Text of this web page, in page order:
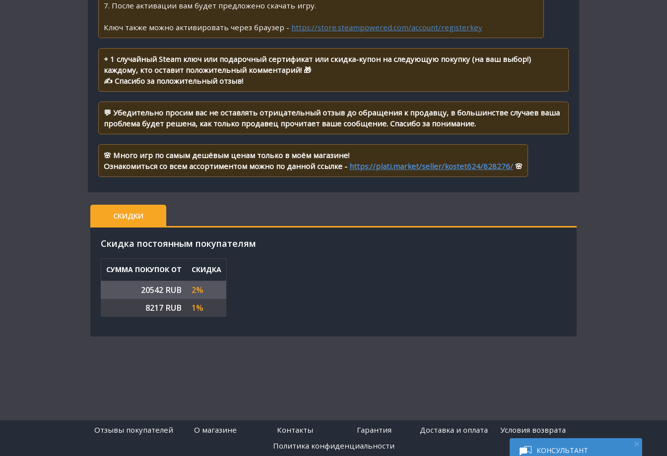
КОНСУЛЬТАНТ
7. После активации вам будет предложено скачать игру.
Ключ также можно активировать через браузер - https://store.steampowered.com/account/registerkey
+ 1 случайный Steam ключ или подарочный сертификат или скидка-купон на следующую покупку (на ваш выбор!)
каждому, кто оставит положительный комментарий! 🎁
✍ Спасибо за положительный отзыв!
💬 Убедительно просим вас не оставлять отрицательный отзыв до обращения к продавцу, в большинстве случаев ваша
проблема будет решена, как только продавец прочитает ваше сообщение. Спасибо за понимание.
🌸 Много игр по самым дешёвым ценам только в моём магазине!
Ознакомиться со всем ассортиментом можно по данной ссылке - https://plati.market/seller/kostet624/828276/ 🌸
СКИДКИ
Cкидка постоянным покупателям
СУММА ПОКУПОК ОТ СКИДКА
20542 RUB
2%
8217 RUB
1%
Отзывы покупателей O магазине Контакты Гарантия Доставка и оплата
Условия возврата
Политика конфиденциальности